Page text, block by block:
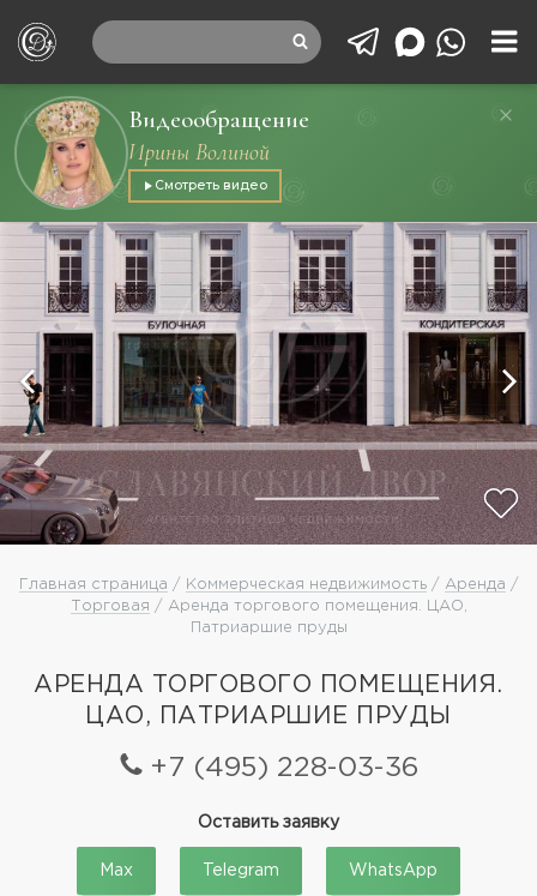
Видеообращение
Ирины Волиной
Смотреть видео
Главная страница / Коммерческая недвижимость/ Аренда /
Торговая / Аренда торгового помещения. ЦАО,
Патриаршие пруды
АРЕНДА ТОРГОВОГО ПОМЕЩЕНИЯ.
ЦАО, ПАТРИАРШИЕ ПРУДЫ
+7 (495) 228-03-36
Оставить заявку
Max Telegram WhatsApp